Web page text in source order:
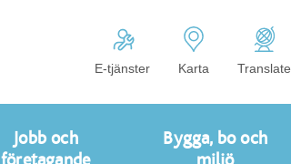
E-tjänster Karta Translate
Jobb och
företagande
Bygga, bo och
miljö